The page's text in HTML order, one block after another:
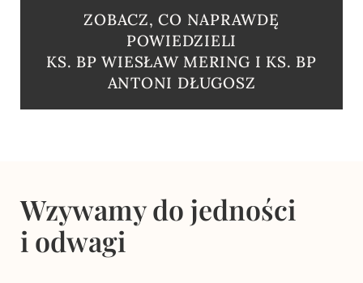
ZOBACZ, CO NAPRAWDĘ
POWIEDZIELI
KS. BP WIESŁAW MERING I KS. BP
ANTONI DŁUGOSZ
Wzywamy do jedności
i odwagi